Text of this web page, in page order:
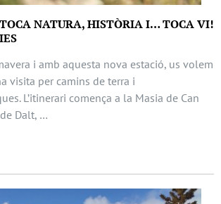
NATURA, HISTÒRIA I… TOCA VI!
i amb aquesta nova estació, us volem
visita per camins de terra i
L’itinerari comença a la Masia de Can
Dalt, …